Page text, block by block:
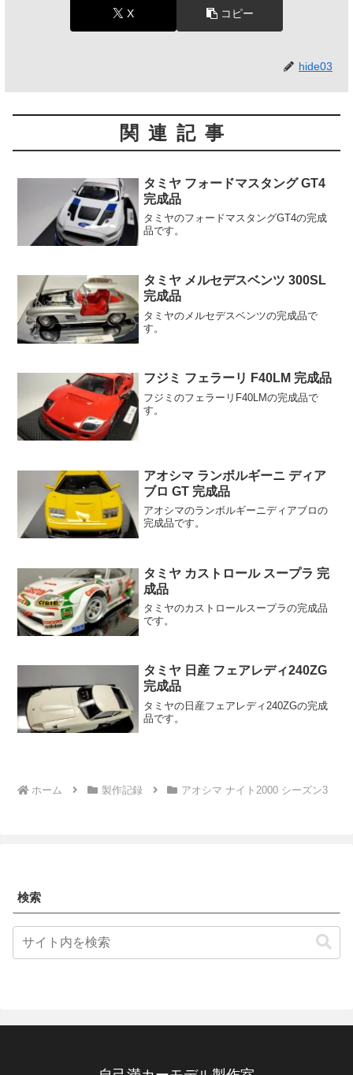
X コピー
hide03
関連記事
タミヤ フォードマスタング GT4
完成品
タミヤのフォードマスタングGT4の完成
品です。
タミヤ メルセデスベンツ 300SL
完成品
タミヤのメルセデスベンツの完成品で
す。
フジミ フェラーリ F40LM 完成品
フジミのフェラーリF40LMの完成品で
す。
アオシマ ランボルギーニ ディア
ブロ GT 完成品
アオシマのランボルギーニディアブロの
完成品です。
タミヤ カストロール スープラ 完
成品
タミヤのカストロールスープラの完成品
です。
タミヤ 日産 フェアレディ240ZG
完成品
タミヤの日産フェアレディ240ZGの完成
品です。
ホーム 製作記録 アオシマ ナイト2000 シーズン3
検索